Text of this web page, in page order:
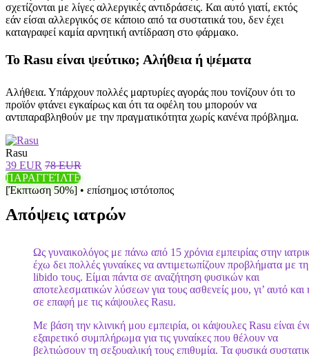
σχετίζονται με λίγες αλλεργικές αντιδράσεις. Και αυτό γιατί, εκτός
εάν είσαι αλλεργικός σε κάποιο από τα συστατικά του, δεν έχει
καταγραφεί καμία αρνητική αντίδραση στο φάρμακο.
Το Rasu είναι ψεύτικο; Αλήθεια ή ψέματα
Αλήθεια. Υπάρχουν πολλές μαρτυρίες αγοράς που τονίζουν ότι το
προϊόν φτάνει εγκαίρως και ότι τα οφέλη του μπορούν να
αντιπαραβληθούν με την πραγματικότητα χωρίς κανένα πρόβλημα.
Rasu
39 EUR 78 EUR
ΠΑΡΑΓΓΕΊΛΤΕ
[Έκπτωση 50%] • επίσημος ιστότοπος
Απόψεις ιατρών
Ως γυναικολόγος με πάνω από 15 χρόνια εμπειρίας στην
έχω δει πολλές γυναίκες να αντιμετωπίζουν προβλήματα με τη
libido τους. Είμαι πάντα σε αναζήτηση φυσικών και
αποτελεσματικών λύσεων για τους ασθενείς μου, γι’ αυτό και
σε επαφή με τις κάψουλες Rasu.
Με βάση την κλινική μου εμπειρία, οι κάψουλες Rasu είναι
εξαιρετικό συμπλήρωμα για τις γυναίκες που θέλουν να
βελτιώσουν τη σεξουαλική τους επιθυμία. Τα φυσικά